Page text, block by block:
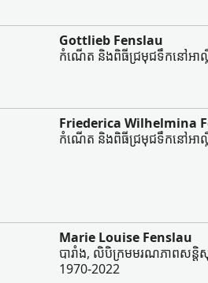
Gottlieb Fenslau
កំណើត និងពិធីជ្រមុជទឹកនៅអាល្
Friederica Wilhelmina
កំណើត និងពិធីជ្រមុជទឹកនៅអាល្
Marie Louise Fenslau
បារាំង, លិបិក្រមមរណភាពសន្ដិ
1970-2022